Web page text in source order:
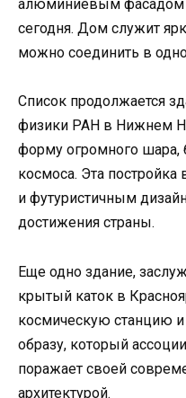
алюминиевым фасадом
сегодня. Дом служит
можно соединить в
Список продолжается
физики РАН в Нижнем
форму огромного шара,
космоса. Эта
и футуристичным
достижения страны.
Еще одно здание,
крытый каток в
космическую станцию и
образу, который
поражает своей
архитектурой.